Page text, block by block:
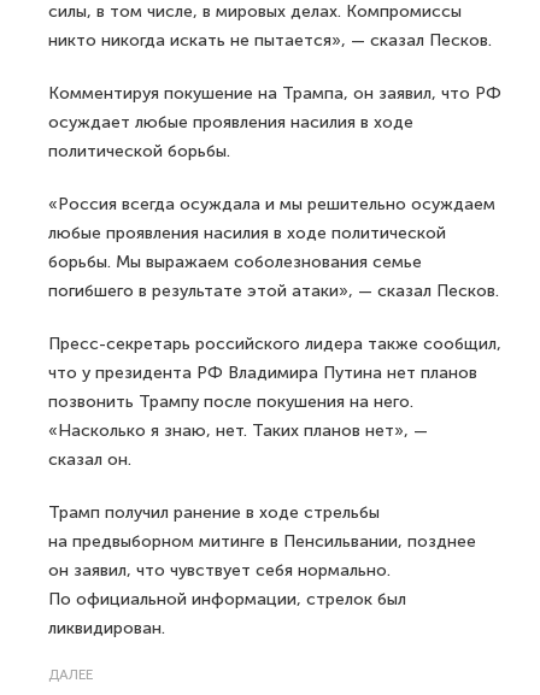
силы, в том числе, в мировых делах. Компромиссы
никто никогда искать не пытается», — сказал Песков.
Комментируя покушение на Трампа, он заявил, что РФ
осуждает любые проявления насилия в ходе
политической борьбы.
«Россия всегда осуждала и мы решительно осуждаем
любые проявления насилия в ходе политической
борьбы. Мы выражаем соболезнования семье
погибшего в результате этой атаки», — сказал Песков.
Пресс-секретарь российского лидера также сообщил,
что у президента РФ Владимира Путина нет планов
позвонить Трампу после покушения на него.
«Насколько я знаю, нет. Таких планов нет», —
сказал он.
Трамп получил ранение в ходе стрельбы
на предвыборном митинге в Пенсильвании, позднее
он заявил, что чувствует себя нормально.
По официальной информации, стрелок был
ликвидирован.
ДАЛЕЕ